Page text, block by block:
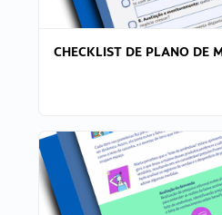
CHECKLIST DE PLANO DE